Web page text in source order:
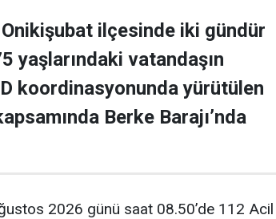
Onikişubat ilçesinde iki gündür
yaşlarındaki vatandaşın
koordinasyonunda yürütülen
Berke Barajı’nda
2026 günü saat 08.50’de 112 Acil